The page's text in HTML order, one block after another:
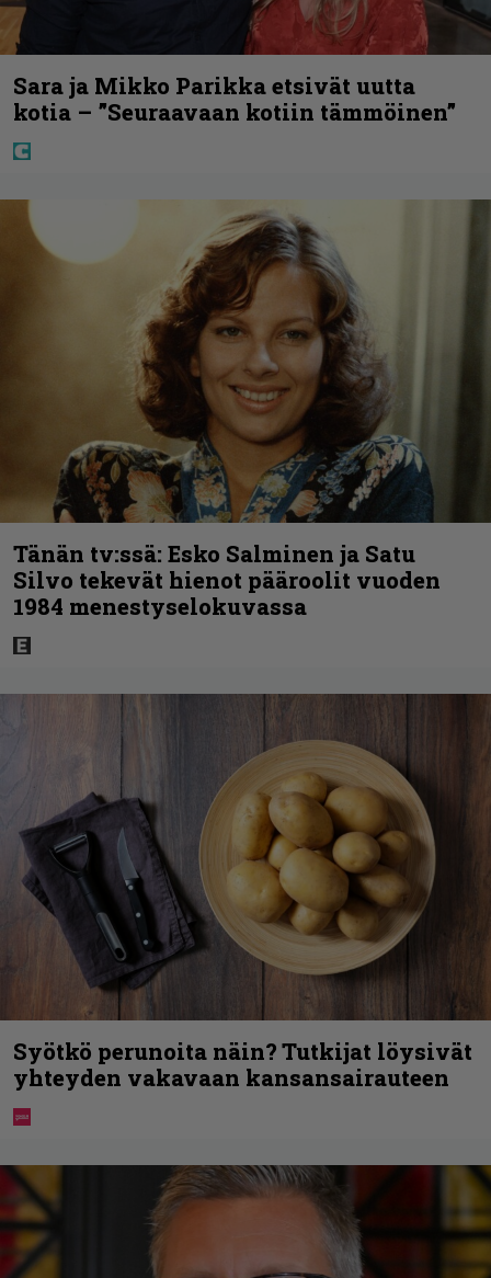
Sara ja Mikko Parikka etsivät uutta
kotia – ”Seuraavaan kotiin tämmöinen”
Tänän tv:ssä: Esko Salminen ja Satu
Silvo tekevät hienot pääroolit vuoden
1984 menestyselokuvassa
Syötkö perunoita näin? Tutkijat löysivät
yhteyden vakavaan kansansairauteen